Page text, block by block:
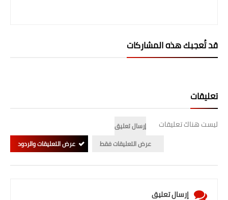
قد تُعجبك هذه المشاركات
تعليقات
ليست هناك تعليقات
إرسال تعليق
عرض التعليقات فقط
عرض التعليقات والردود
إرسال تعليق